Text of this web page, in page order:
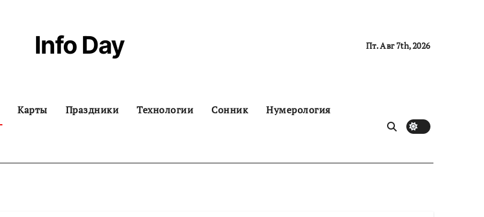
Info Day Пт. Авг 7th, 2026
Карты Праздники Технологии Сонник Нумерология